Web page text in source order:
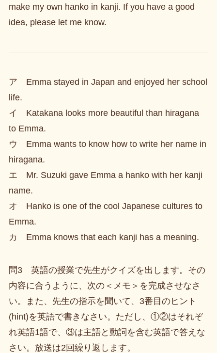
make my own hanko in kanji. If you have a good
idea, please let me know.
ア Emma stayed in Japan and enjoyed her school
life.
イ Katakana looks more beautiful than hiragana
to Emma.
ウ Emma wants to know how to write her name in
hiragana.
エ Mr. Suzuki gave Emma a hanko with her kanji
name.
オ Hanko is one of the cool Japanese cultures to
Emma.
カ Emma knows that each kanji has a meaning.
問3 英語の授業で先生がクイズを出します。その
内容に合うように、次の＜メモ＞を完成させなさ
い。また、先生の指示を聞いて、3番目のヒント
(hint)を英語で書きなさい。ただし、①②はそれぞ
れ英語1語で、③は主語と動詞を含む英語で答えな
さい。放送は2回繰り返します。